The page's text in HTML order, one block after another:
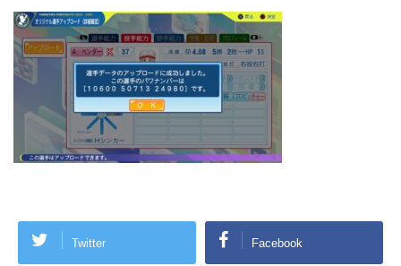
Twitter Facebook